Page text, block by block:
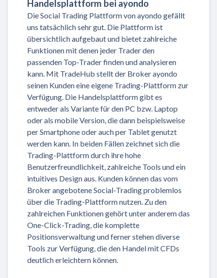
Handelsplattform bei ayondo
Die Social Trading Plattform von ayondo gefällt
uns tatsächlich sehr gut. Die Plattform ist
übersichtlich aufgebaut und bietet zahlreiche
Funktionen mit denen jeder Trader den
passenden Top-Trader finden und analysieren
kann. Mit TradeHub stellt der Broker ayondo
seinen Kunden eine eigene Trading-Plattform zur
Verfügung. Die Handelsplattform gibt es
entweder als Variante für den PC bzw. Laptop
oder als mobile Version, die dann beispielsweise
per Smartphone oder auch per Tablet genutzt
werden kann. In beiden Fällen zeichnet sich die
Trading-Plattform durch ihre hohe
Benutzerfreundlichkeit, zahlreiche Tools und ein
intuitives Design aus. Kunden können das vom
Broker angebotene Social-Trading problemlos
über die Trading-Plattform nutzen. Zu den
zahlreichen Funktionen gehört unter anderem das
One-Click-Trading, die komplette
Positionsverwaltung und ferner stehen diverse
Tools zur Verfügung, die den Handel mit CFDs
deutlich erleichtern können.